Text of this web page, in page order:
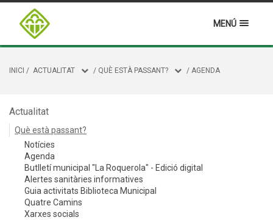
MENÚ
INICI / ACTUALITAT / QUÈ ESTÀ PASSANT? / AGENDA
Actualitat
Què està passant?
Notícies
Agenda
Butlletí municipal "La Roquerola" - Edició digital
Alertes sanitàries informatives
Guia activitats Biblioteca Municipal
Quatre Camins
Xarxes socials